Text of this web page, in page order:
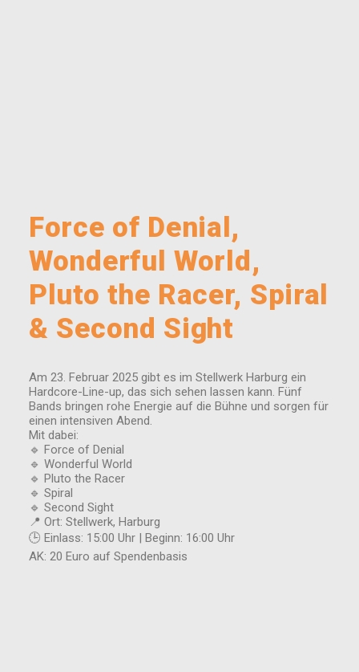
Force of Denial,
Wonderful World,
Pluto the Racer, Spiral
& Second Sight
Am 23. Februar 2025 gibt es im Stellwerk Harburg ein
Hardcore-Line-up, das sich sehen lassen kann. Fünf
Bands bringen rohe Energie auf die Bühne und sorgen für
einen intensiven Abend.
Mit dabei:
🔹 Force of Denial
🔹 Wonderful World
🔹 Pluto the Racer
🔹 Spiral
🔹 Second Sight
📍 Ort: Stellwerk, Harburg
🕒 Einlass: 15:00 Uhr | Beginn: 16:00 Uhr
AK: 20 Euro auf Spendenbasis